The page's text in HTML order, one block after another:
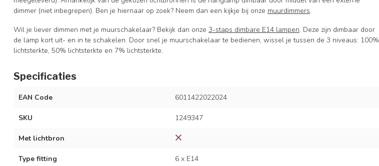
dimmer (niet inbegrepen). Ben je hiernaar op zoek? Neem dan een kijkje bij onze muurdimmers.
Wil je liever dimmen met je muurschakelaar? Bekijk dan onze 3-staps dimbare E14 lampen. Deze zijn dimbaar door
de lamp kort uit- en in te schakelen. Door snel je muurschakelaar te bedienen, wissel je tussen de 3 niveaus: 100%
lichtsterkte, 50% lichtsterkte en 7% lichtsterkte.
Specificaties
EAN Code 6011422022024
SKU 1249347
Met lichtbron
Type fitting 6 x E14